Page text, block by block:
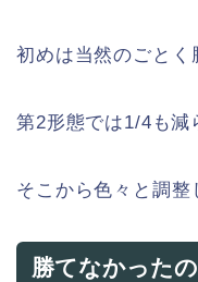
初めは当然のごとく
第2形態では1/4も減
そこから色々と調整
勝てなかった